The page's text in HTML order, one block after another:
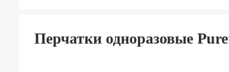
Перчатки одноразовые